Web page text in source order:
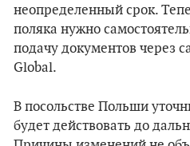
неопределенный срок.
поляка нужно
подачу документов через
Global.
В посольстве Польши
будет действовать до